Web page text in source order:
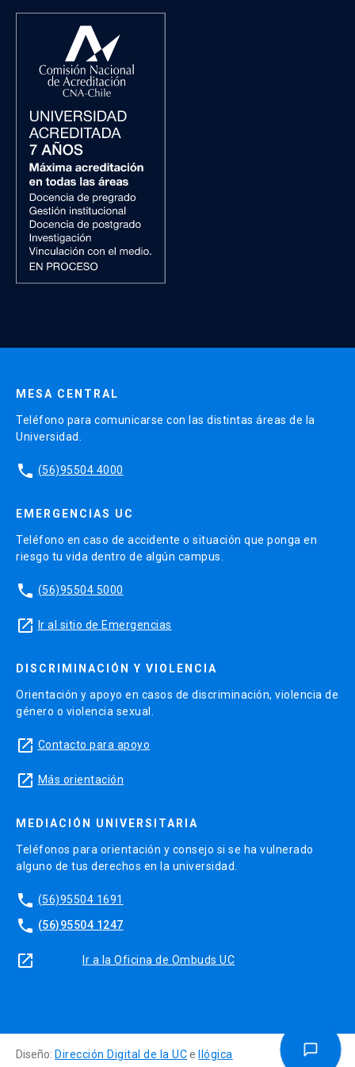
Usuario: 12345678
Contraseña: 11/11/1111
Para formalizar su ingreso a la Pontificia
Universidad Católica, los(as) postulantes
aceptados(as) deberán pagar el
de Matrícula Único
de
100% en línea durante el proceso de
matrícula, a través de Webpay.
Este pago es requisito para completar la
matrícula, en caso de corresponder.
MESA CENTRAL
Teléfono para comunicarse con las distintas áreas de la
Universidad.
phone (56)95504 4000
EMERGENCIAS UC
Teléfono en caso de accidente o situación que ponga en
riesgo tu vida dentro de algún campus.
phone (56)95504 5000
launch Ir al sitio de Emergencias
DISCRIMINACIÓN Y VIOLENCIA
Orientación y apoyo en casos de discriminación, violencia de
género o violencia sexual.
launch Contacto para apoyo
launch Más orientación
MEDIACIÓN UNIVERSITARIA
Teléfonos para orientación y consejo si se ha vulnerado
alguno de tus derechos en la universidad.
phone (56)95504 1691
phone (56)95504 1247
launch Ir a la Oficina de Ombuds UC
Diseño: Dirección Digital de la UCe Ilógica